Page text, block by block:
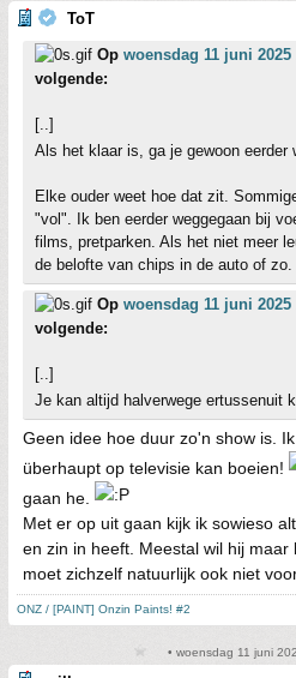
ToT
Op woensdag 11 juni 2025
volgende:
[..]
Als het klaar is, ga je gewoon eerder
Elke ouder weet hoe dat zit.
"vol". Ik ben eerder weggegaan bij
films, pretparken. Als het niet meer
de belofte van chips in de auto of zo.
Op woensdag 11 juni 2025
volgende:
[..]
Je kan altijd halverwege ertussenuit
Geen idee hoe duur zo'n show is.
überhaupt op televisie kan boeien!
gaan he.
Met er op uit gaan kijk ik sowieso
en zin in heeft. Meestal wil hij
moet zichzelf natuurlijk ook niet
ONZ / [PAINT] Onzin Paints! #2
• woensdag 11 juni